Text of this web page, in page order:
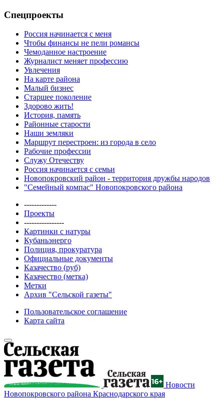
Спецпроекты
Россия начинается с меня
Чтобы финансы не пели романсы
Чемоданное настроение
Журналист меняет профессию
Увлечения
На карте района
Малый бизнес
Старшее поколение
Здорово жить!
История, память
Районные старости
Наши земляки
Маршрут перестроен: из города в село
Рабочие профессии
Служу Отечеству
Россия начинается с семьи
Новопокровский район - территория дружбы народов
"Семейный компас" Новопокровского района
-------------
Проекты
----------------
Картинки с натуры
Кубаньэнерго
Полиция, прокуратура
Официальные документы
Казачество (руб)
Казачество (метка)
Метки
Архив "Сельской газеты"
Пользовательское соглашение
Карта сайта
Новости
Новопокровского района Краснодарского края